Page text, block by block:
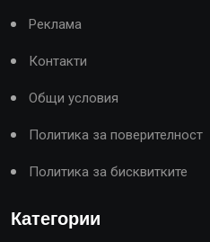
Реклама
Контакти
Общи условия
Политика за поверителност
Политика за бисквитките
Категории